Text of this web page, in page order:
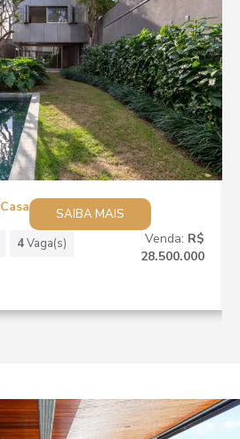
Casa
SAIBA MAIS
4Vaga(s)
Venda: R$
28.500.000